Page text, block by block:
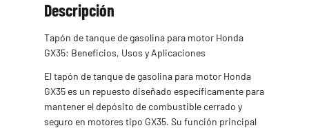
Descripción
Tapón de tanque de gasolina para motor Honda
GX35: Beneficios, Usos y Aplicaciones
El tapón de tanque de gasolina para motor Honda
GX35 es un repuesto diseñado específicamente para
mantener el depósito de combustible cerrado y
seguro en motores tipo GX35. Su función principal